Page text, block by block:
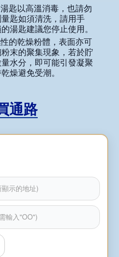
匙以高溫消毒，也請勿
匙如須清洗，請用手
湯匙建議您停止使用。
的乾燥粉體，表面亦可
末的聚集現象，若於貯
水分，即可能引發凝聚
燥避免受潮。
通路